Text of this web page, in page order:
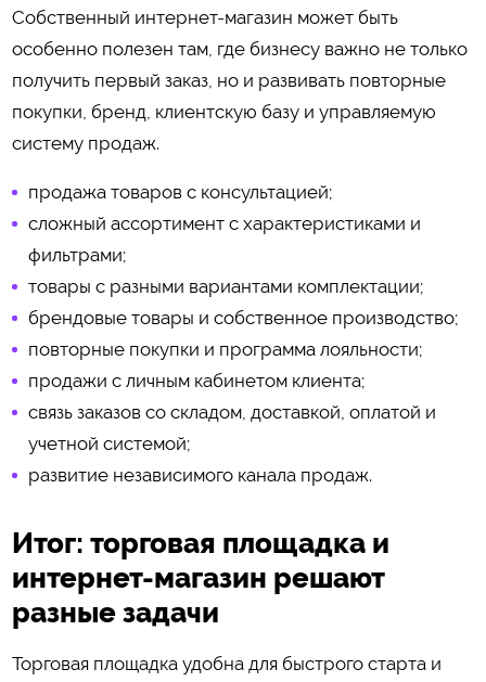
Собственный интернет-магазин может быть
особенно полезен там, где бизнесу важно не только
получить первый заказ, но и развивать повторные
покупки, бренд, клиентскую базу и управляемую
систему продаж.
продажа товаров с консультацией;
сложный ассортимент с характеристиками и
фильтрами;
товары с разными вариантами комплектации;
брендовые товары и собственное производство;
повторные покупки и программа лояльности;
продажи с личным кабинетом клиента;
связь заказов со складом, доставкой, оплатой и
учетной системой;
развитие независимого канала продаж.
Итог: торговая площадка и
интернет-магазин решают
разные задачи
Торговая площадка удобна для быстрого старта и